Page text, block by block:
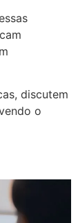
discutem
o